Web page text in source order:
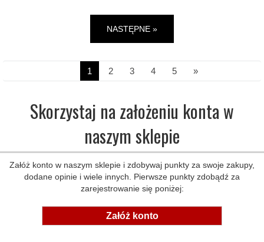
NASTĘPNE »
1 2 3 4 5 »
Skorzystaj na założeniu konta w
naszym sklepie
Załóż konto w naszym sklepie i zdobywaj punkty za swoje zakupy,
dodane opinie i wiele innych. Pierwsze punkty zdobądź za
zarejestrowanie się poniżej:
Załóż konto